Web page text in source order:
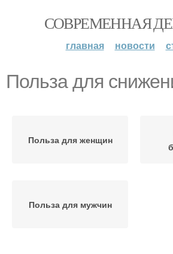
СОВРЕМЕННАЯ
главная новости
Польза для
Польза для женщин
Польза для мужчин